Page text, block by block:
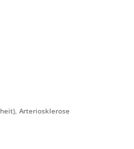
Arteriosklerose